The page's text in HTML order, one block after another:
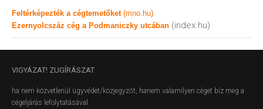
Feltérképezték a cégtemetőket (mno.hu)
Ezernyolcszáz cég a Podmaniczky utcában (index.hu)
VIGYÁZAT! ZUGÍRÁSZAT
ha nem közvetlenül ügyvédet/közjegyzőt, hanem valamilyen céget bíz meg a
cégeljárás lefolytatásával.